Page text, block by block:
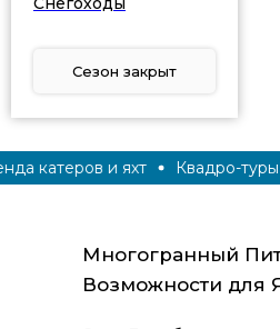
Сезон закрыт
катеров и яхт Квадро-туры
Многогранный
Возможности для